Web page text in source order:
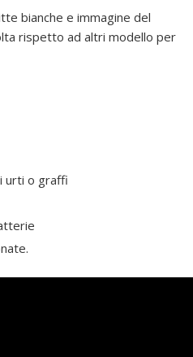
bianche e immagine del
rispetto ad altri modello per
urti o graffi